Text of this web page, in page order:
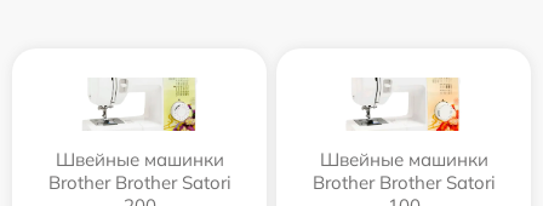
Швейные машинки
Brother Brother Satori
Швейные машинки
Brother Brother Satori